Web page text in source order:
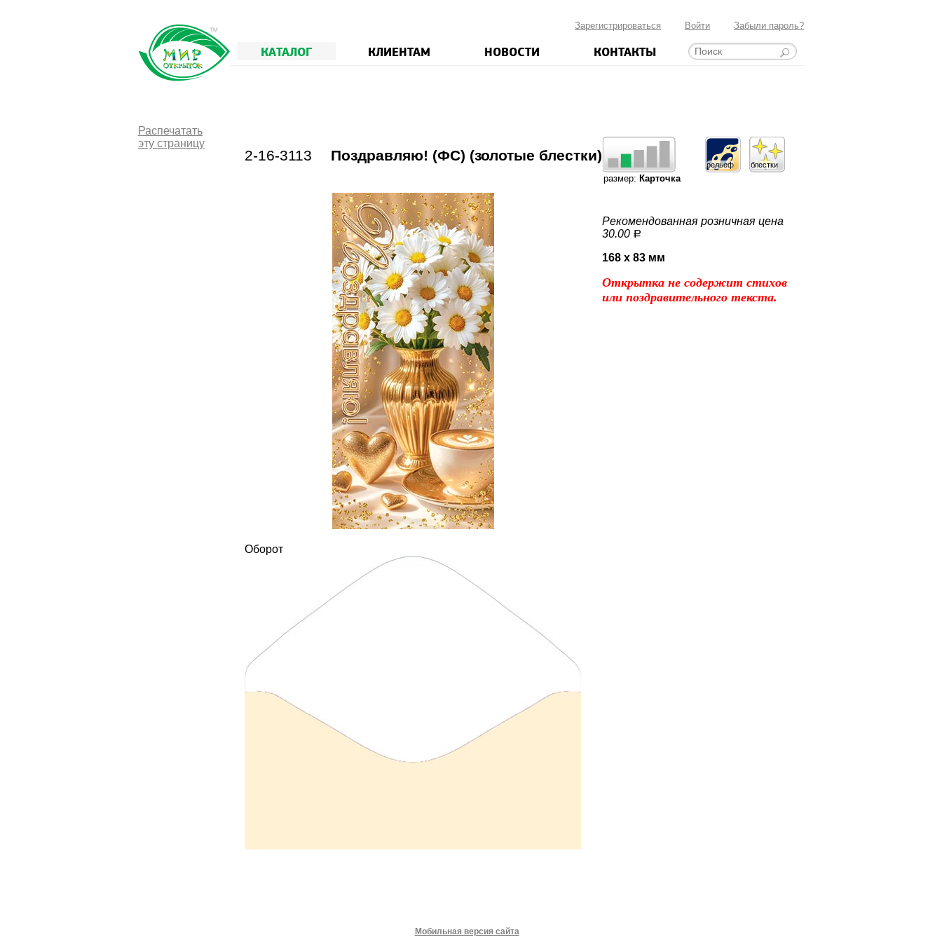
Зарегистрироваться Войти Забыли пароль?
КАТАЛОГ КЛИЕНТАМ НОВОСТИ КОНТАКТЫ
Распечатать
эту страницу
2-16-3113 Поздравляю! (ФС) (золотые блестки)
размер: Карточка
рельеф блестки
Оборот
Рекомендованная розничная цена
30.00 a
168 x 83 мм
Открытка не содержит стихов
или поздравительного текста.
Мобильная версия сайта